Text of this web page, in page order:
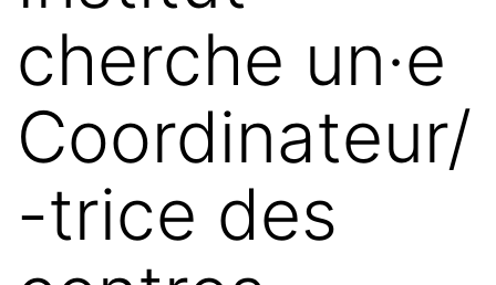
cherche un·e
Coordinateur/
-trice des